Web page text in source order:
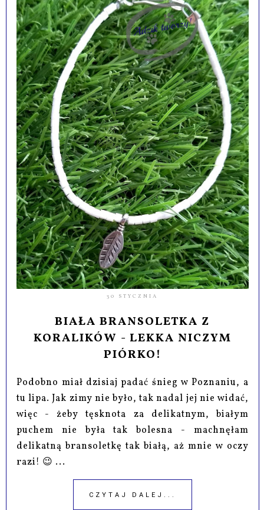
30 STYCZNIA
BIAŁA BRANSOLETKA Z
KORALIKÓW - LEKKA NICZYM
PIÓRKO!
Podobno miał dzisiaj padać śnieg w Poznaniu, a
tu lipa. Jak zimy nie było, tak nadal jej nie widać,
więc - żeby tęsknota za delikatnym, białym
puchem nie była tak bolesna - machnęłam
delikatną bransoletkę tak białą, aż mnie w oczy
razi! 😉 ...
CZYTAJ DALEJ...